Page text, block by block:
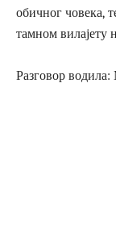
обичног човека,
тамном вилајету
Разговор